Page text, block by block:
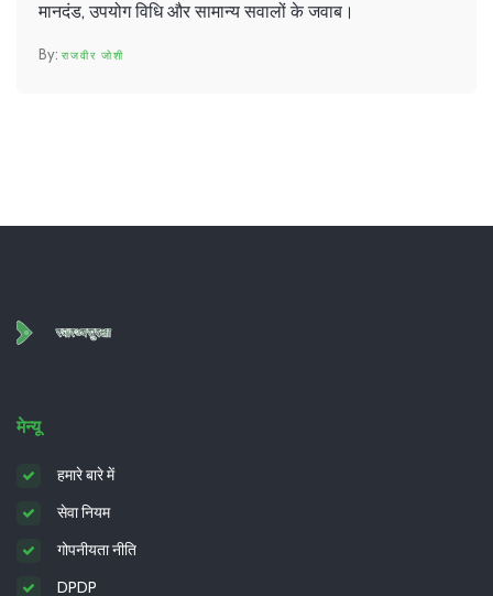
मानदंड, उपयोग विधि और सामान्य सवालों के जवाब।
राजवीर जोशी
मेन्यू
हमारे बारे में
सेवा नियम
गोपनीयता नीति
DPDP